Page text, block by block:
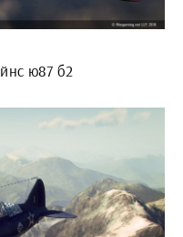
ю87 б2